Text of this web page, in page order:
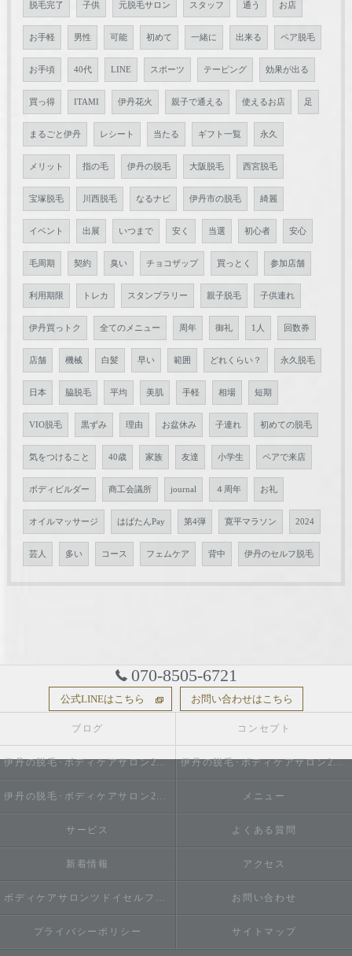
脱毛完了 子供 元脱毛サロン スタッフ 通う お店
お手軽 男性 可能 初めて 一緒に 出来る ペア脱毛
お手頃 40代 LINE スポーツ テーピング 効果が出る
買っ得 ITAMI 伊丹花火 親子で通える 使えるお店 足
まるごと伊丹 レシート 当たる ギフト一覧 永久
メリット 指の毛 伊丹の脱毛 大阪脱毛 西宮脱毛
宝塚脱毛 川西脱毛 なるナビ 伊丹市の脱毛 綺麗
イベント 出展 いつまで 安く 当選 初心者 安心
毛周期 契約 臭い チョコザップ 買っとく 参加店舗
利用期限 トレカ スタンプラリー 親子脱毛 子供連れ
伊丹買っトク 全てのメニュー 周年 御礼 1人 回数券
店舗 機械 白髪 早い 範囲 どれくらい？ 永久脱毛
日本 脇脱毛 平均 美肌 手軽 相場 短期
VIO脱毛 黒ずみ 理由 お盆休み 子連れ 初めての脱毛
気をつけること 40歳 家族 友達 小学生 ペアで来店
ボディビルダー 商工会議所 journal ４周年 お礼
オイルマッサージ はばたんPay 第4弾 寛平マラソン 2024
芸人 多い コース フェムケア 背中 伊丹のセルフ脱毛
070-8505-6721
公式LINEはこちら お問い合わせはこちら
ブログ コンセプト
伊丹の脱毛･ボディケアサロン2do1セルフ脱毛とタイ古式のお店の口コミ情報 伊丹の脱毛･ボディケアサロン2do1セルフ脱毛とタイ古式のお店の評判
伊丹の脱毛･ボディケアサロン2do1セルフ脱毛とタイ古式のお店のお客様の声 メニュー
サービス よくある質問
新着情報 アクセス
ボディケアサロンツドイセルフ脱毛とタイ古式のお店 お問い合わせ
プライバシーポリシー サイトマップ